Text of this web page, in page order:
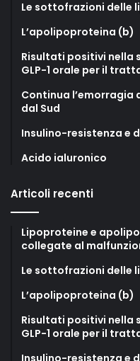
Le sottofrazioni delle
L’apolipoproteina (b)
Risultati positivi nella
GLP-1 orale per il
Continua
dal Sud
Insulino-resistenza e
Acido ialuronico
Articoli recenti
Lipoproteine e
collegate al
Le sottofrazioni delle
L’apolipoproteina (b)
Risultati positivi nella
GLP-1 orale per il
Insulino-resistenza e